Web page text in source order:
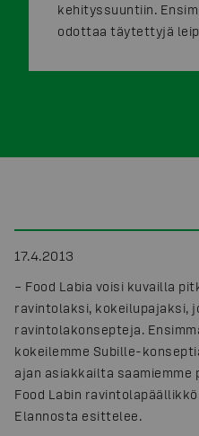
kehityssuuntiin.
odottaa täytettyjä
17.4.2013
– Food Labia voisi kuvailla
ravintolaksi, kokeilupajaksi,
ravintolakonsepteja.
kokeilemme Subille-
ajan asiakkailta
Food Labin ravintolapäällikkö
Elannosta esittelee.